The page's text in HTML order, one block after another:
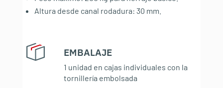
Altura desde canal rodadura: 30 mm.
EMBALAJE:
1 unidad en cajas individuales con la
tornillería embolsada